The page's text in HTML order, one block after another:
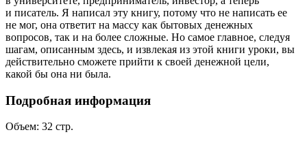
и писатель. Я написал эту книгу, потому что не написать ее
не мог, она ответит на массу как бытовых денежных
вопросов, так и на более сложные. Но самое главное, следуя
шагам, описанным здесь, и извлекая из этой книги уроки, вы
действительно сможете прийти к своей денежной цели,
какой бы она ни была.
Подробная информация
Объем: 32 стр.